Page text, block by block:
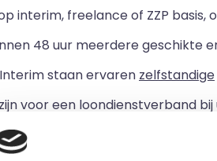
interim, freelance of ZZP basis,
48 uur meerdere geschikte
Interim staan ervaren zelfstandige
voor een loondienstverband bij